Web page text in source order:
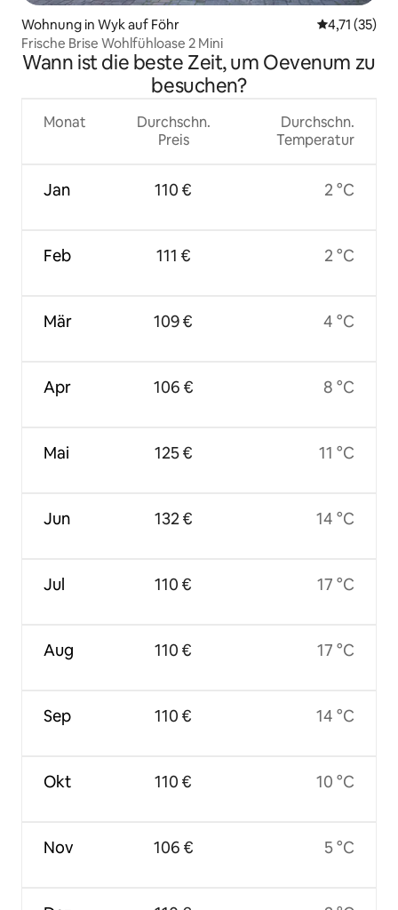
Wohnung in Wyk auf Föhr
4,71 (35)
Frische Brise Wohlfühloase 2 Mini
Wann ist die beste Zeit, um Oevenum zu
besuchen?
Monat
Jan
Feb
Mär
Apr
Mai
Jun
Jul
Aug
Sep
Okt
Nov
Durchschn.
Preis
110 €
111 €
109 €
106 €
125 €
132 €
110 €
110 €
110 €
110 €
106 €
Durchschn.
Temperatur
2 °C
2 °C
4 °C
8 °C
11 °C
14 °C
17 °C
17 °C
14 °C
10 °C
5 °C